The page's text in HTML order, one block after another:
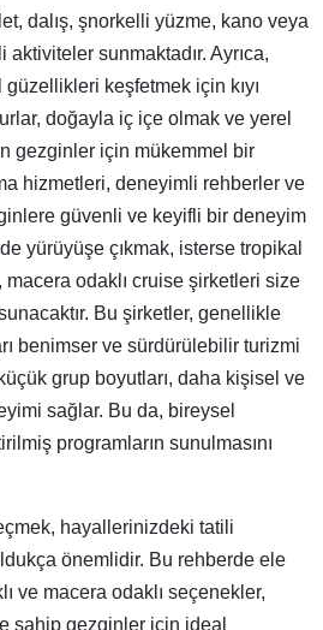
dalış, şnorkelli yüzme, kano veya
aktiviteler sunmaktadır. Ayrıca,
keşfetmek için kıyı
doğayla iç içe olmak ve yerel
gezginler için mükemmel bir
hizmetleri, deneyimli rehberler ve
güvenli ve keyifli bir deneyim
yürüyüşe çıkmak, isterse tropikal
macera odaklı cruise şirketleri size
Bu şirketler, genellikle
benimser ve sürdürülebilir turizmi
grup boyutları, daha kişisel ve
sağlar. Bu da, bireysel
programların sunulmasını
hayallerinizdeki tatili
önemlidir. Bu rehberde ele
ve macera odaklı seçenekler,
sahip gezginler için ideal